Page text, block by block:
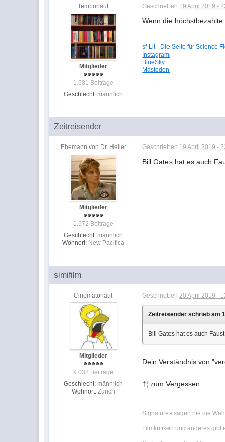
Temponaut
Mitglieder
1.681 Beiträge
Geschlecht: männlich
Geschrieben 19 April 2019 -
Wenn die
sf-Lit - Die Seite für Science
Instagram
BlueSky
Mastodon
Zeitreisender
Ehemann von Dr. Heller
Mitglieder
1.672 Beiträge
Geschlecht: männlich
Wohnort: New Pacifica
Geschrieben 19 April 2019 -
Bill Gates hat es auch
simifilm
Cinematonaut
Mitglieder
9.032 Beiträge
Geschlecht: männlich
Wohnort: Zürich
Geschrieben20 April 2019 -
Zeitreisender schrieb am
Bill Gates hat es auch
Dein Verständnis von
†¦ zum Vergessen.
Signatures sagen nie die
Filmkritiken und anderes gibt